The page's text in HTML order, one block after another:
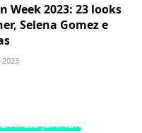
Week 2023: 23 looks
Selena Gomez e
KYLIE JENNER